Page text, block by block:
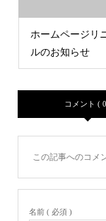
ホームページリ
ルのお知らせ
コメント (
この記事へのコメ
名前 ( 必須 )